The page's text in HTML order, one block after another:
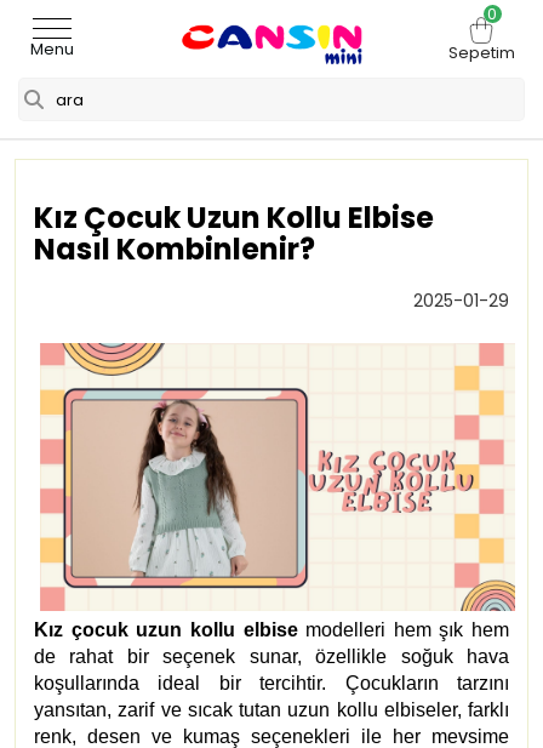
Menu
0
Sepetim
Kız Çocuk Uzun Kollu Elbise
Nasıl Kombinlenir?
2025-01-29
Kız çocuk uzun kollu elbise modelleri hem şık hem
de rahat bir seçenek sunar, özellikle soğuk hava
koşullarında ideal bir tercihtir. Çocukların tarzını
yansıtan, zarif ve sıcak tutan uzun kollu elbiseler, farklı
renk, desen ve kumaş seçenekleri ile her mevsime